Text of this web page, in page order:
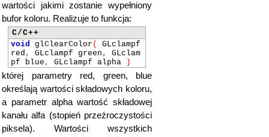
wartości jakimi zostanie wypełniony
bufor koloru. Realizuje to funkcja:
C/C++
void glClearColor (
GLclampf
red , GLclampf green ,
GLclam
pf blue , GLclampf alpha )
której parametry red, green, blue
określają wartości składowych koloru,
a parametr alpha wartość składowej
kanału alfa (stopień przeźroczystości
piksela). Wartości wszystkich